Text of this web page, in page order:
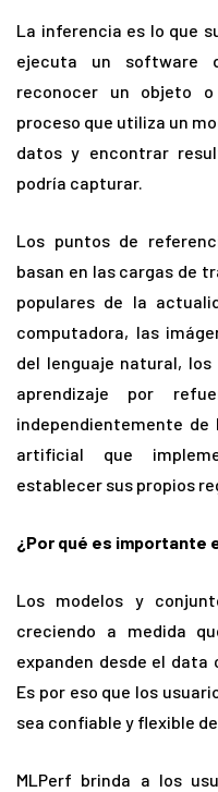
La inferencia es lo que
ejecuta un software
reconocer un objeto
proceso que utiliza un
datos y encontrar
podría capturar.
Los puntos de
basan en las cargas de
populares de la
computadora, las
del lenguaje natural,
aprendizaje por
independientemente
artificial que
establecer sus propios
¿Por qué es importante
Los modelos y
creciendo a medida
expanden desde el
Es por eso que los
sea confiable y flexible
MLPerf brinda a los